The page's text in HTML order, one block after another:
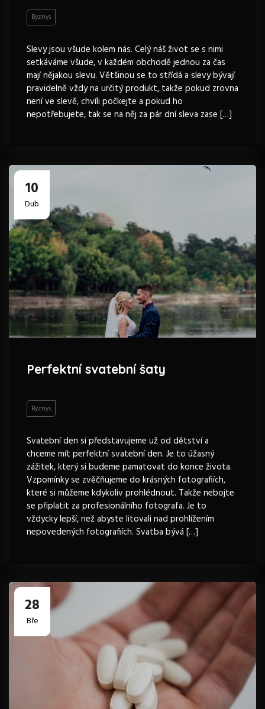
Byznys
Slevy jsou všude kolem nás. Celý náš život se s nimi
setkáváme všude, v každém obchodě jednou za čas
mají nějakou slevu. Většinou se to střídá a slevy bývají
pravidelně vždy na určitý produkt, takže pokud zrovna
není ve slevě, chvíli počkejte a pokud ho
nepotřebujete, tak se na něj za pár dní sleva zase […]
10
Dub
Perfektní svatební šaty
Byznys
Svatební den si představujeme už od dětství a
chceme mít perfektní svatební den. Je to úžasný
zážitek, který si budeme pamatovat do konce života.
Vzpomínky se zvěčňujeme do krásných fotografiích,
které si můžeme kdykoliv prohlédnout. Takže nebojte
se připlatit za profesionálního fotografa. Je to
vždycky lepší, než abyste litovali nad prohlížením
nepovedených fotografiích. Svatba bývá […]
28
Bře